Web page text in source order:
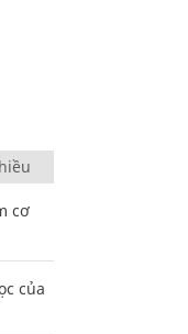
cơ
của